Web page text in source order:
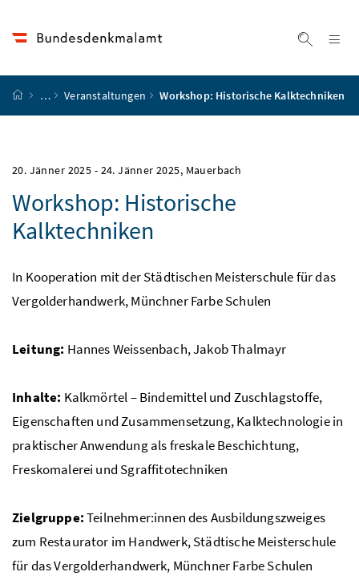
Startseite
… Veranstaltungen Workshop: Historische Kalktechniken
20. Jänner 2025 - 24. Jänner 2025, Mauerbach
Workshop: Historische
Kalktechniken
In Kooperation mit der Städtischen Meisterschule für das
Vergolderhandwerk, Münchner Farbe Schulen
Leitung: Hannes Weissenbach, Jakob Thalmayr
Inhalte: Kalkmörtel – Bindemittel und Zuschlagstoffe,
Eigenschaften und Zusammensetzung, Kalktechnologie in
praktischer Anwendung als freskale Beschichtung,
Freskomalerei und Sgraffitotechniken
Zielgruppe:Teilnehmer:innen des Ausbildungszweiges
zum Restaurator im Handwerk, Städtische Meisterschule
für das Vergolderhandwerk, Münchner Farbe Schulen